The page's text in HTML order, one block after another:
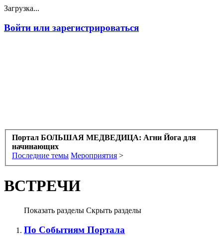
Загрузка...
Войти или зарегистрироваться
Портал БОЛЬШАЯ МЕДВЕДИЦА: Агни Йога для
начинающих
Последние темы Мероприятия >
ВСТРЕЧИ
Показать разделы Скрыть разделы
По Событиям Портала